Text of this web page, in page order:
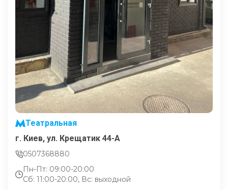
Театральная
г. Киев, ул. Крещатик 44-А
0507368880
Пн-Пт: 09:00-20:00
Сб: 11:00-20:00, Вс: выходной